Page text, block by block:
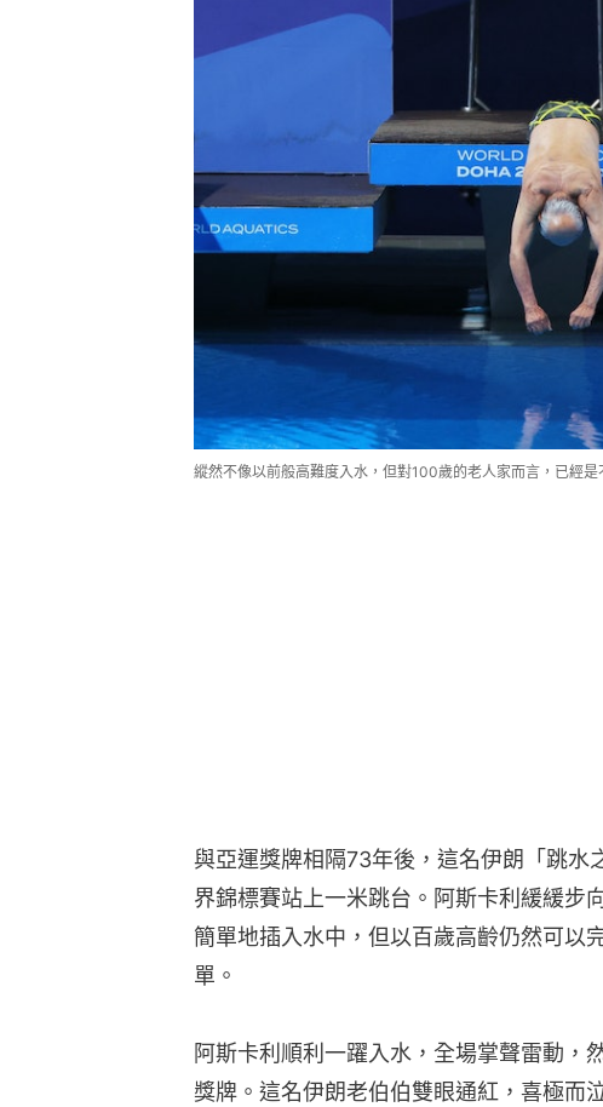
縱然不像以前般高難度入水，但對100歲的老人家而言，已經是
與亞運獎牌相隔73年後，這名伊朗「跳
界錦標賽站上一米跳台。阿斯卡利緩緩步
簡單地插入水中，但以百歲高齡仍然可以
單。
阿斯卡利順利一躍入水，全場掌聲雷動，
獎牌。這名伊朗老伯伯雙眼通紅，喜極而